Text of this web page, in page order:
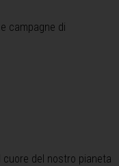
campagne di
cuore del nostro pianeta